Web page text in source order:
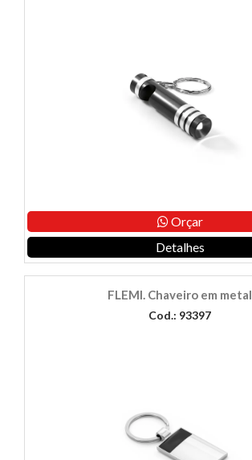
Orçar
Detalhes
FLEMI. Chaveiro em metal
Cod.: 93397